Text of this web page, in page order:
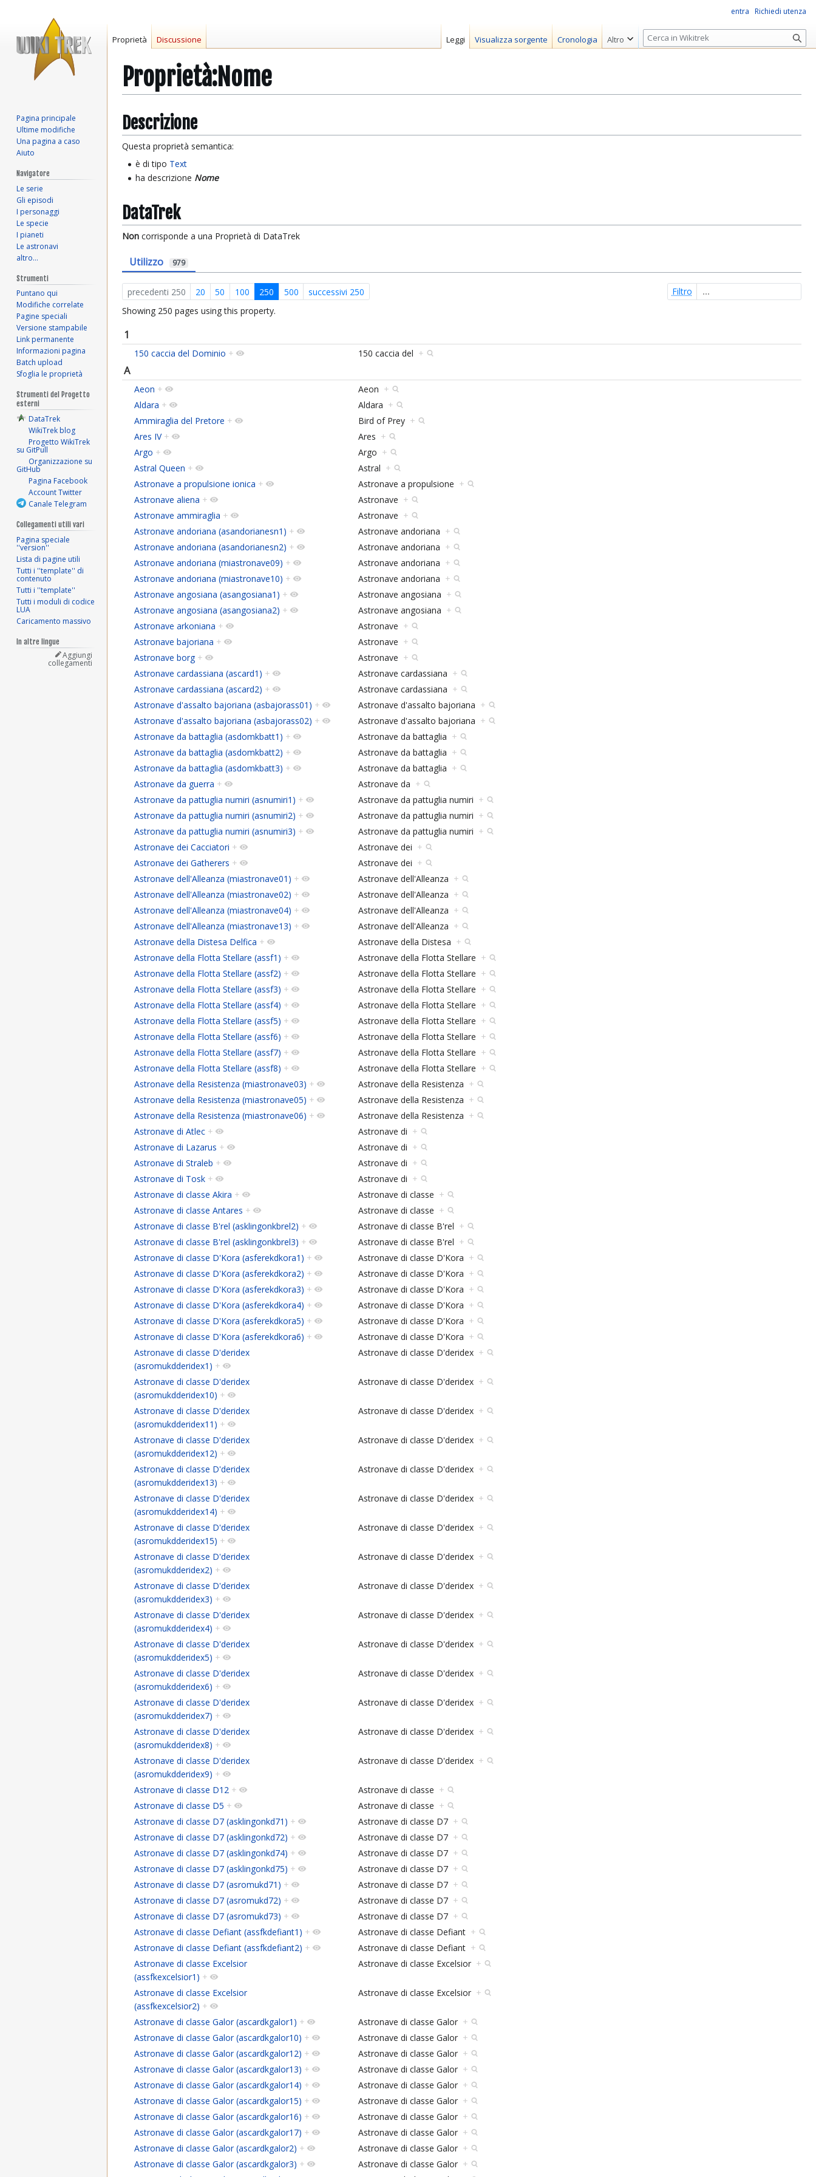
Proprietà:Nome
Vai
alla
navigazione
Vai
alla
ricerca
Descrizione
Questa proprietà semantica:
è di tipo Text
ha descrizione Nome
DataTrek
Non corrisponde a una Proprietà di DataTrek
Utilizzo 979
precedenti 250 20 50 100 250 500 successivi 250
Filtro
Showing 250 pages using this property.
1
150 caccia del Dominio + 150 caccia del +
A
Aeon + Aeon +
Aldara + Aldara +
Ammiraglia del Pretore + Bird of Prey +
Ares IV + Ares +
Argo + Argo +
Astral Queen + Astral +
Astronave a propulsione ionica + Astronave a propulsione +
Astronave aliena + Astronave +
Astronave ammiraglia + Astronave +
Astronave andoriana (asandorianesn1) + Astronave andoriana +
Astronave andoriana (asandorianesn2) + Astronave andoriana +
Astronave andoriana (miastronave09) + Astronave andoriana +
Astronave andoriana (miastronave10) + Astronave andoriana +
Astronave angosiana (asangosiana1) + Astronave angosiana +
Astronave angosiana (asangosiana2) + Astronave angosiana +
Astronave arkoniana + Astronave +
Astronave bajoriana + Astronave +
Astronave borg + Astronave +
Astronave cardassiana (ascard1) + Astronave cardassiana +
Astronave cardassiana (ascard2) + Astronave cardassiana +
Astronave d'assalto bajoriana (asbajorass01) + Astronave d'assalto bajoriana +
Astronave d'assalto bajoriana (asbajorass02) + Astronave d'assalto bajoriana +
Astronave da battaglia (asdomkbatt1) + Astronave da battaglia +
Astronave da battaglia (asdomkbatt2) + Astronave da battaglia +
Astronave da battaglia (asdomkbatt3) + Astronave da battaglia +
Astronave da guerra + Astronave da +
Astronave da pattuglia numiri (asnumiri1) + Astronave da pattuglia numiri +
Astronave da pattuglia numiri (asnumiri2) + Astronave da pattuglia numiri +
Astronave da pattuglia numiri (asnumiri3) + Astronave da pattuglia numiri +
Astronave dei Cacciatori + Astronave dei +
Astronave dei Gatherers + Astronave dei +
Astronave dell'Alleanza (miastronave01) + Astronave dell'Alleanza +
Astronave dell'Alleanza (miastronave02) + Astronave dell'Alleanza +
Astronave dell'Alleanza (miastronave04) + Astronave dell'Alleanza +
Astronave dell'Alleanza (miastronave13) + Astronave dell'Alleanza +
Astronave della Distesa Delfica + Astronave della Distesa +
Astronave della Flotta Stellare (assf1) + Astronave della Flotta Stellare +
Astronave della Flotta Stellare (assf2) + Astronave della Flotta Stellare +
Astronave della Flotta Stellare (assf3) + Astronave della Flotta Stellare +
Astronave della Flotta Stellare (assf4) + Astronave della Flotta Stellare +
Astronave della Flotta Stellare (assf5) + Astronave della Flotta Stellare +
Astronave della Flotta Stellare (assf6) + Astronave della Flotta Stellare +
Astronave della Flotta Stellare (assf7) + Astronave della Flotta Stellare +
Astronave della Flotta Stellare (assf8) + Astronave della Flotta Stellare +
Astronave della Resistenza (miastronave03) + Astronave della Resistenza +
Astronave della Resistenza (miastronave05) + Astronave della Resistenza +
Astronave della Resistenza (miastronave06) + Astronave della Resistenza +
Astronave di Atlec + Astronave di +
Astronave di Lazarus + Astronave di +
Astronave di Straleb + Astronave di +
Astronave di Tosk + Astronave di +
Astronave di classe Akira + Astronave di classe +
Astronave di classe Antares + Astronave di classe +
Astronave di classe B'rel (asklingonkbrel2) + Astronave di classe B'rel +
Astronave di classe B'rel (asklingonkbrel3) + Astronave di classe B'rel +
Astronave di classe D'Kora (asferekdkora1) + Astronave di classe D'Kora +
Astronave di classe D'Kora (asferekdkora2) + Astronave di classe D'Kora +
Astronave di classe D'Kora (asferekdkora3) + Astronave di classe D'Kora +
Astronave di classe D'Kora (asferekdkora4) + Astronave di classe D'Kora +
Astronave di classe D'Kora (asferekdkora5) + Astronave di classe D'Kora +
Astronave di classe D'Kora (asferekdkora6) + Astronave di classe D'Kora +
Astronave di classe D'deridex
(asromukdderidex1) +
Astronave di classe D'deridex +
Astronave di classe D'deridex
(asromukdderidex10) +
Astronave di classe D'deridex +
Astronave di classe D'deridex
(asromukdderidex11) +
Astronave di classe D'deridex +
Astronave di classe D'deridex
(asromukdderidex12) +
Astronave di classe D'deridex +
Astronave di classe D'deridex
(asromukdderidex13) +
Astronave di classe D'deridex +
Astronave di classe D'deridex
(asromukdderidex14) +
Astronave di classe D'deridex +
Astronave di classe D'deridex
(asromukdderidex15) +
Astronave di classe D'deridex +
Astronave di classe D'deridex
(asromukdderidex2) +
Astronave di classe D'deridex +
Astronave di classe D'deridex
(asromukdderidex3) +
Astronave di classe D'deridex +
Astronave di classe D'deridex
(asromukdderidex4) +
Astronave di classe D'deridex +
Astronave di classe D'deridex
(asromukdderidex5) +
Astronave di classe D'deridex +
Astronave di classe D'deridex
(asromukdderidex6) +
Astronave di classe D'deridex +
Astronave di classe D'deridex
(asromukdderidex7) +
Astronave di classe D'deridex +
Astronave di classe D'deridex
(asromukdderidex8) +
Astronave di classe D'deridex +
Astronave di classe D'deridex
(asromukdderidex9) +
Astronave di classe D'deridex +
Astronave di classe D12 + Astronave di classe +
Astronave di classe D5 + Astronave di classe +
Astronave di classe D7 (asklingonkd71) + Astronave di classe D7 +
Astronave di classe D7 (asklingonkd72) + Astronave di classe D7 +
Astronave di classe D7 (asklingonkd74) + Astronave di classe D7 +
Astronave di classe D7 (asklingonkd75) + Astronave di classe D7 +
Astronave di classe D7 (asromukd71) + Astronave di classe D7 +
Astronave di classe D7 (asromukd72) + Astronave di classe D7 +
Astronave di classe D7 (asromukd73) + Astronave di classe D7 +
Astronave di classe Defiant (assfkdefiant1) + Astronave di classe Defiant +
Astronave di classe Defiant (assfkdefiant2) + Astronave di classe Defiant +
Astronave di classe Excelsior
(assfkexcelsior1) +
Astronave di classe Excelsior +
Astronave di classe Excelsior
(assfkexcelsior2) +
Astronave di classe Excelsior +
Astronave di classe Galor (ascardkgalor1) + Astronave di classe Galor +
Astronave di classe Galor (ascardkgalor10) + Astronave di classe Galor +
Astronave di classe Galor (ascardkgalor12) + Astronave di classe Galor +
Astronave di classe Galor (ascardkgalor13) + Astronave di classe Galor +
Astronave di classe Galor (ascardkgalor14) + Astronave di classe Galor +
Astronave di classe Galor (ascardkgalor15) + Astronave di classe Galor +
Astronave di classe Galor (ascardkgalor16) + Astronave di classe Galor +
Astronave di classe Galor (ascardkgalor17) + Astronave di classe Galor +
Astronave di classe Galor (ascardkgalor2) + Astronave di classe Galor +
Astronave di classe Galor (ascardkgalor3) + Astronave di classe Galor +
entra Richiedi utenza
Proprietà Discussione Leggi Visualizza sorgente Cronologia Altro
R
i
r
Pagina principale
Ultime modifiche
Una pagina a caso
Aiuto
Navigatore
Le serie
Gli episodi
I personaggi
Le specie
I pianeti
Le astronavi
altro…
Strumenti
Puntano qui
Modifiche correlate
Pagine speciali
Versione stampabile
Link permanente
Informazioni pagina
Batch upload
Sfoglia le proprietà
Strumenti del Progetto
esterni
DataTrek
WikiTrek blog
Progetto WikiTrek
su GitPull
Organizzazione su
GitHub
Pagina Facebook
Account Twitter
Canale Telegram
Collegamenti utili vari
Pagina speciale
''version''
Lista di pagine utili
Tutti i ''template'' di
contenuto
Tutti i ''template''
Tutti i moduli di codice
LUA
Caricamento massivo
In altre lingue
Aggiungi
collegamenti